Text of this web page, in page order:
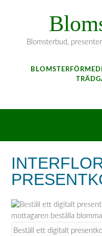
Blomsterbud,
Beställ ett digitalt